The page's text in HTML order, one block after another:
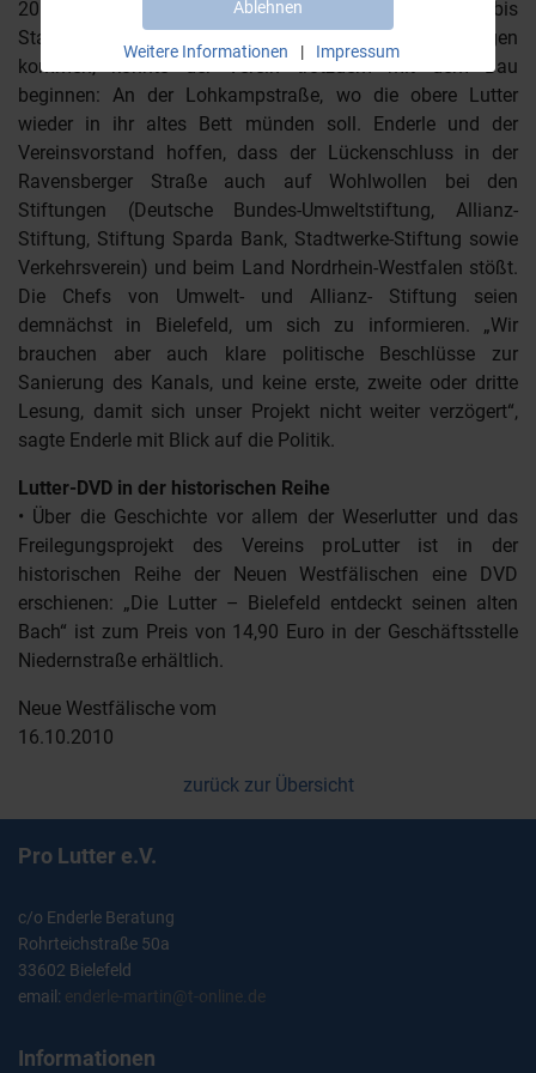
2013 sei der Kanalabschnitt Teutoburger Straße bis
Stauteich I an der Reihe. Sollte es da zu Verzögerungen
kommen, könnte der Verein trotzdem mit dem Bau
beginnen: An der Lohkampstraße, wo die obere Lutter
wieder in ihr altes Bett münden soll. Enderle und der
Vereinsvorstand hoffen, dass der Lückenschluss in der
Ravensberger Straße auch auf Wohlwollen bei den
Stiftungen (Deutsche Bundes-Umweltstiftung, Allianz-
Stiftung, Stiftung Sparda Bank, Stadtwerke-Stiftung sowie
Verkehrsverein) und beim Land Nordrhein-Westfalen stößt.
Die Chefs von Umwelt- und Allianz- Stiftung seien
demnächst in Bielefeld, um sich zu informieren. „Wir
brauchen aber auch klare politische Beschlüsse zur
Sanierung des Kanals, und keine erste, zweite oder dritte
Lesung, damit sich unser Projekt nicht weiter verzögert“,
sagte Enderle mit Blick auf die Politik.
Lutter-DVD in der historischen Reihe
• Über die Geschichte vor allem der Weserlutter und das
Freilegungsprojekt des Vereins proLutter ist in der
historischen Reihe der Neuen Westfälischen eine DVD
erschienen: „Die Lutter – Bielefeld entdeckt seinen alten
Bach“ ist zum Preis von 14,90 Euro in der Geschäftsstelle
Niedernstraße erhältlich.
Neue Westfälische vom
16.10.2010
zurück zur Übersicht
Pro Lutter e.V.
c/o Enderle Beratung
Rohrteichstraße 50a
33602 Bielefeld
email: enderle-martin@t-online.de
Informationen
Ablehnen
Weitere Informationen | Impressum